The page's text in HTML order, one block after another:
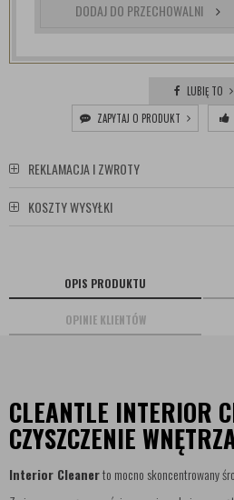
DODAJ DO PRZECHOWALNI
LUBIĘ TO
ZAPYTAJ O PRODUKT
REKLAMACJA I ZWROTY
KOSZTY WYSYŁKI
OPIS PRODUKTU
OPINIE KLIENTÓW
CLEANTLE INTERIOR
CZYSZCZENIE
Interior Cleanerto mocno skoncentrowany